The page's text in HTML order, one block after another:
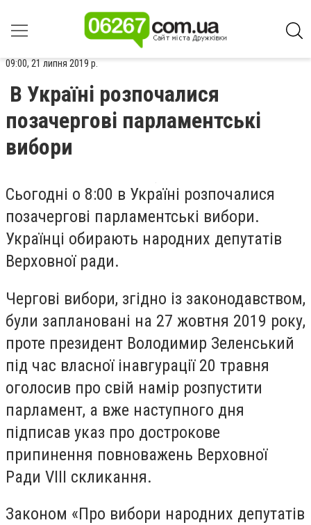
09:00, 21 липня 2019 р.
В Україні розпочалися
позачергові парламентські
вибори
Сьогодні о 8:00 в Україні розпочалися
позачергові парламентські вибори.
Українці обирають народних депутатів
Верховної ради.
Чергові вибори, згідно із законодавством,
були заплановані на 27 жовтня 2019 року,
проте президент Володимир Зеленський
під час власної інавгурації 20 травня
оголосив про свій намір розпустити
парламент, а вже наступного дня
підписав указ про дострокове
припинення повноважень Верховної
Ради VIII скликання.
Законом «Про вибори народних депутатів